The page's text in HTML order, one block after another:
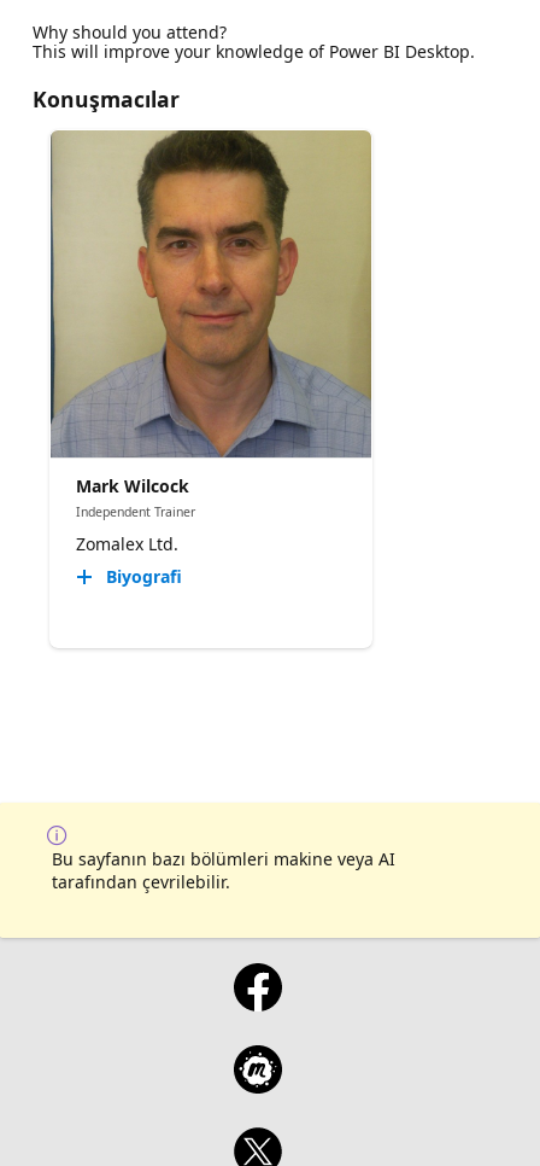
Why should you attend?
This will improve your knowledge of Power BI Desktop.
Konuşmacılar
Mark Wilcock
Independent Trainer
Zomalex Ltd.
Biyografi
Bu sayfanın bazı bölümleri makine veya AI
tarafından çevrilebilir.